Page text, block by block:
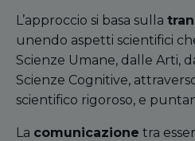
L’approccio si basa sulla
unendo aspetti scientifici
Scienze Umane, dalle Arti,
Scienze Cognitive,
scientifico rigoroso, e
La comunicazione tra